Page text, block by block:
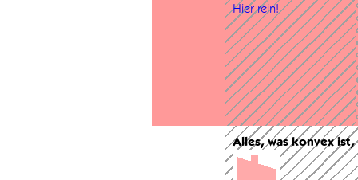
Hier rein!
Alles, was konvex